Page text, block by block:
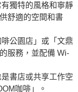
獨特的風格和寧靜
舒適的空間和書
公園店」或「文鼎
服務，並配備 Wi-
書店或共享工作空
咖啡」。